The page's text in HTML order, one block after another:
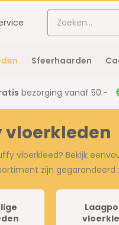
Sfeerhaarden
bezorging vanaf 50.-
vloerkleden
vloerkleed? Bekijk
zijn